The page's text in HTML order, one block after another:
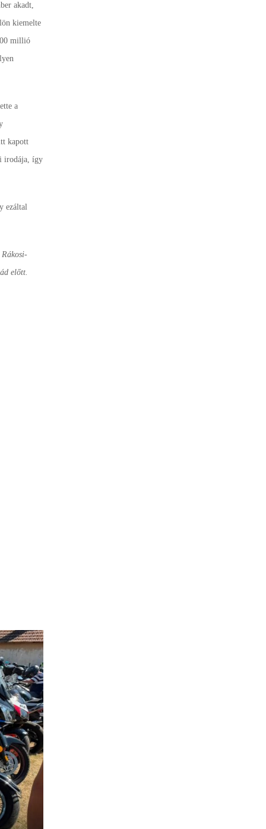
akadt,
kiemelte
millió
a
kapott
irodája, így
ezáltal
Rákosi-
előtt.